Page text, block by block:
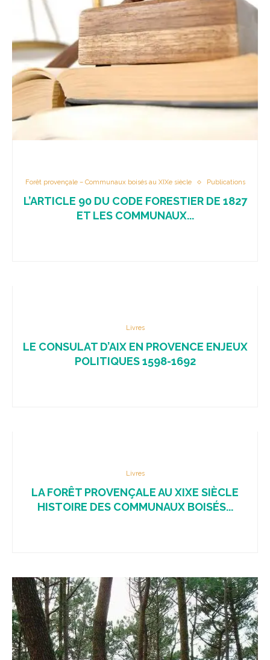
Forêt provençale – Communaux boisés au XIXe siècle Publications
L’ARTICLE 90 DU CODE FORESTIER DE 1827
ET LES COMMUNAUX...
Livres
LE CONSULAT D’AIX EN PROVENCE ENJEUX
POLITIQUES 1598-1692
Livres
LA FORÊT PROVENÇALE AU XIXE SIÈCLE
HISTOIRE DES COMMUNAUX BOISÉS...